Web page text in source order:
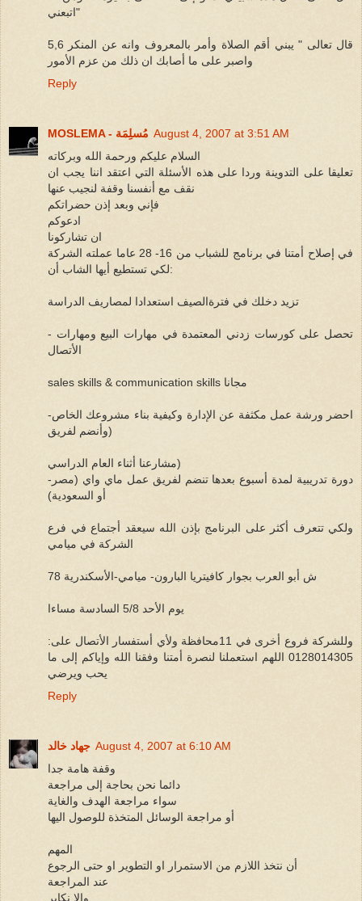
اتبعني"
5,6 قال تعالى " يبني أقم الصلاة وأمر بالمعروف وانه عن المنكر
واصبر على ما أصابك ان ذلك من عزم الأمور
Reply
MOSLEMA - مُسلِمَة August 4, 2007 at 3:51 AM
السلام عليكم ورحمة الله وبركاته
تعليقا على التدوينة وردا على هذه الأسئلة التي اعتقد اننا يجب ان
نقف مع أنفسنا وقفة لنجيب عنها
فإني وبعد إذن حضراتكم
ادعوكم
ان تشاركونا
في إصلاح أمتنا في برنامج للشباب من 16- 28 عاما عملته الشركة
لكي تستطيع أيها الشاب أن:
تزيد دخلك في فترةالصيف استعدادا لمصاريف الدراسة
- تحصل على كورسات زدني المعتمدة في مهارات البيع ومهارات
الأتصال
sales skills & communication skills مجانا
-احضر ورشة عمل مكثفة عن الإدارة وكيفية بناء مشروعك الخاص
(وأنضم لفريق
مشارعنا أثناء العام الدراسي)
-دورة تدريبية لمدة أسبوع بعدها تنضم لفريق عمل ماي واي (مصر
أو السعودية)
ولكي تتعرف أكثر على البرنامج بإذن الله سيعقد أجتماع في فرع
الشركة في ميامي
78 ش أبو العرب بجوار كافيتريا البارون- ميامي-الأسكندرية
يوم الأحد 5/8 السادسة مساءا
وللشركة فروع أخرى في 11محافظة ولأي أستفسار الأتصال على:
0128014305 اللهم استعملنا لنصرة أمتنا وفقنا الله وإياكم إلى ما
يحب ويرضي
Reply
جهاد خالد August 4, 2007 at 6:10 AM
وقفة هامة جدا
دائما نحن بحاجة إلى مراجعة
سواء مراجعة الهدف والغاية
أو مراجعة الوسائل المتخذة للوصول اليها
المهم
أن نتخذ اللازم من الاستمرار او التطوير او حتى الرجوع
عند المراجعة
والا نكابر